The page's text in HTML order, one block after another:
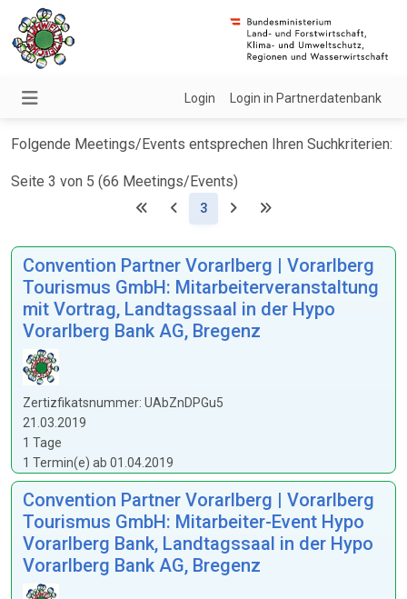
Login Login in Partnerdatenbank
Folgende Meetings/Events entsprechen Ihren Suchkriterien:
Seite 3 von 5 (66 Meetings/Events)
3(Aktuell)
Convention Partner Vorarlberg | Vorarlberg
Tourismus GmbH: Mitarbeiterveranstaltung
mit Vortrag, Landtagssaal in der Hypo
Vorarlberg Bank AG, Bregenz
Zertizfikatsnummer: UAbZnDPGu5
21.03.2019
1 Tage
1 Termin(e) ab 01.04.2019
Convention Partner Vorarlberg | Vorarlberg
Tourismus GmbH: Mitarbeiter-Event Hypo
Vorarlberg Bank, Landtagssaal in der Hypo
Vorarlberg Bank AG, Bregenz